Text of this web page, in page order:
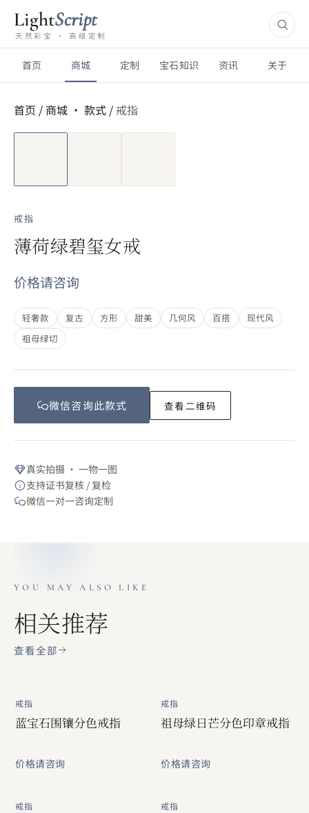
LightScript
天然彩宝 · 高级定制
首页 商城 定制 宝石知识 资讯 关于
首页 / 商城 · 款式 / 戒指
短视频
戒指
薄荷绿碧玺女戒
价格请咨询
轻奢款 复古 方形 甜美 几何风 百搭
现代风
祖母绿切
微信咨询此款式 查看二维码
真实拍摄 · 一物一图
支持证书复核 / 复检
微信一对一咨询定制
YOU MAY ALSO LIKE
相关推荐
查看全部
戒指
蓝宝石围镶分色戒指
价格请咨询
戒指
祖母绿日芒分色印章戒指
价格请咨询
戒指 戒指